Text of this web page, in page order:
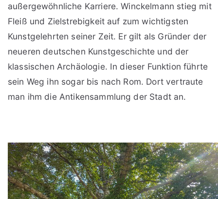
außergewöhnliche Karriere. Winckelmann stieg mit
Fleiß und Zielstrebigkeit auf zum wichtigsten
Kunstgelehrten seiner Zeit. Er gilt als Gründer der
neueren deutschen Kunstgeschichte und der
klassischen Archäologie. In dieser Funktion führte
sein Weg ihn sogar bis nach Rom. Dort vertraute
man ihm die Antikensammlung der Stadt an.